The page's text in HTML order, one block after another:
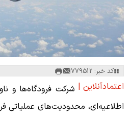
کد خبر: 779512
اعتمادآنلاین | شرکت فرودگاه‌ها و
اطلاعیه‌ای، محدودیت‌های عملیاتی